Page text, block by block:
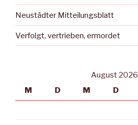
Neustädter Mitteilungsblatt
Verfolgt, vertrieben, ermordet
August 2026
M
D M D